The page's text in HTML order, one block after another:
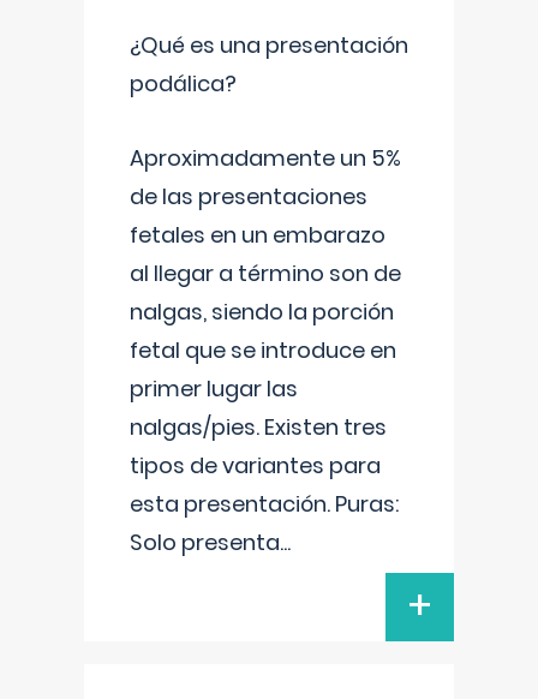
¿Qué es una presentación
podálica?
Aproximadamente un 5%
de las presentaciones
fetales en un embarazo
al llegar a término son de
nalgas, siendo la porción
fetal que se introduce en
primer lugar las
nalgas/pies. Existen tres
tipos de variantes para
esta presentación. Puras:
Solo presenta...
+